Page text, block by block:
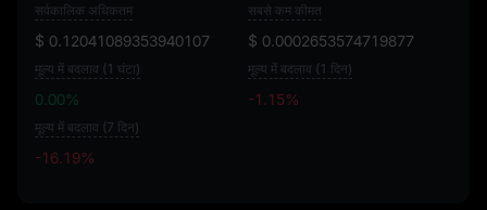
सर्वकालिक अधिकतम
$ 0.12041089353940107
सबसे कम कीमत
$ 0.0002653574719877
मूल्य में बदलाव (1 घंटा)
0.00%
मूल्य में बदलाव (1 दिन)
-1.15%
मूल्य में बदलाव (7 दिन)
-16.19%